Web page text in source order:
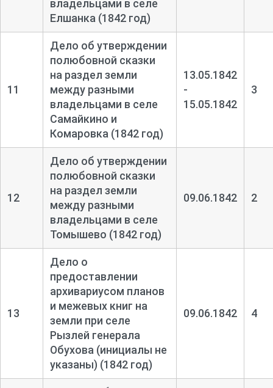
владельцами в селе
Елшанка (1842 год)
11
Дело об утверждении
полюбовной сказки
на раздел земли
между разными
владельцами в селе
Самайкино и
Комаровка (1842 год)
13.05.1842
-
15.05.1842
3
12
Дело об утверждении
полюбовной сказки
на раздел земли
между разными
владельцами в селе
Томышево (1842 год)
09.06.1842 2
13
Дело о
предоставлении
архивариусом планов
и межевых книг на
земли при селе
Рызлей генерала
Обухова (инициалы не
указаны) (1842 год)
09.06.1842 4